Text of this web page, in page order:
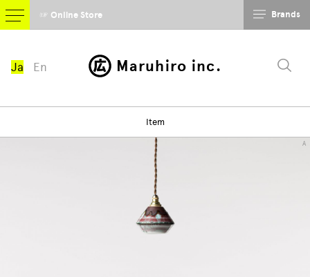
Maruhiro inc.
Ja En
☞ Online Store Brands
Item
A